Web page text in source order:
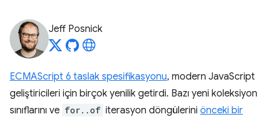
Jeff Posnick
ECMAScript 6 taslak spesifikasyonu, modern JavaScript
geliştiricileri için birçok yenilik getirdi. Bazı yeni koleksiyon
sınıflarını ve for..of iterasyon döngülerini önceki bir